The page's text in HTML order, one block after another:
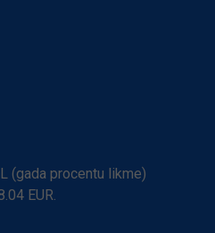
(gada procentu likme)
EUR.